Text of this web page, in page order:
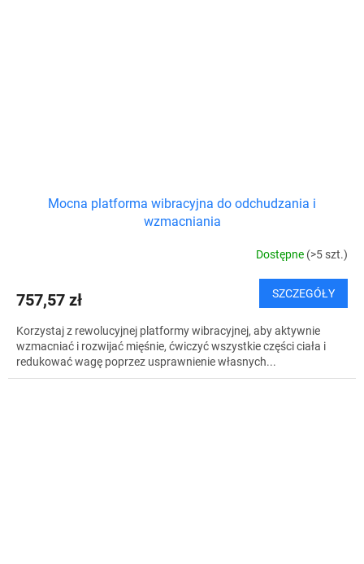
Mocna platforma wibracyjna do odchudzania i
wzmacniania
Dostępne (>5 szt.)
757,57 zł SZCZEGÓŁY
Korzystaj z rewolucyjnej platformy wibracyjnej, aby aktywnie
wzmacniać i rozwijać mięśnie, ćwiczyć wszystkie części ciała i
redukować wagę poprzez usprawnienie własnych...